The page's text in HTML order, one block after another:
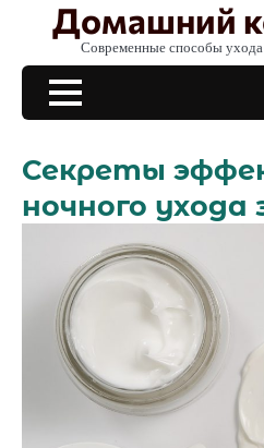
content
Домашний
Современные способы
Секреты
ночного ухода